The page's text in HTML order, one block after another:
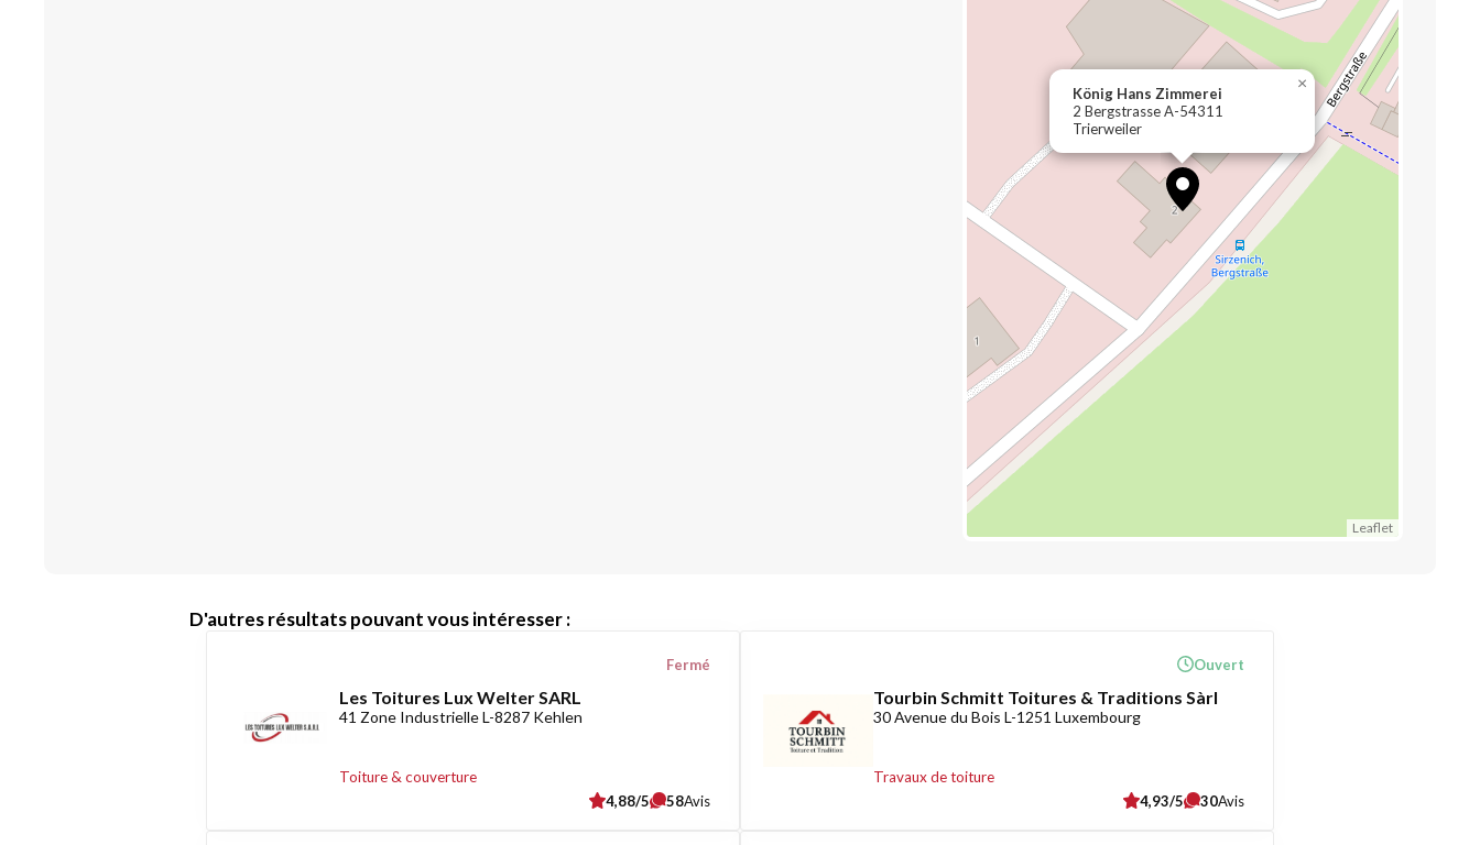
König Hans Zimmerei
2 Bergstrasse A-54311
Trierweiler
×
Leaflet
D'autres résultats pouvant vous intéresser :
Les Toitures Lux Welter SARL
41 Zone Industrielle L-8287 Kehlen
Toiture & couverture
Fermé
4,88/5 58Avis
Tourbin Schmitt Toitures & Traditions Sàrl
30 Avenue du Bois L-1251 Luxembourg
Travaux de toiture
Ouvert
4,93/5 30Avis